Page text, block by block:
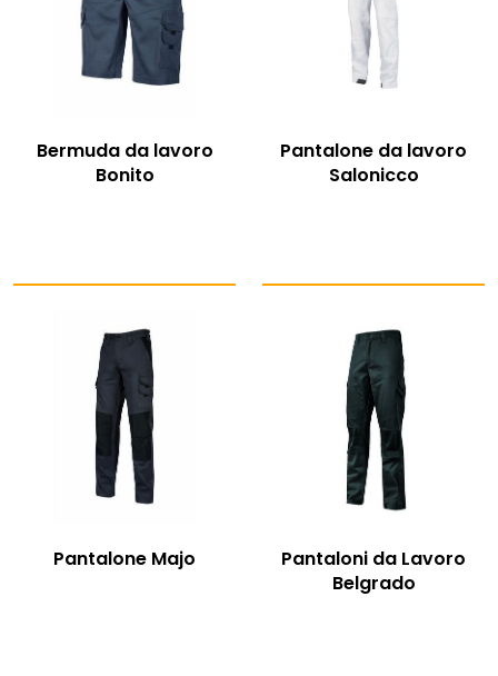
Bermuda da lavoro
Bonito
Pantalone da lavoro
Salonicco
Pantalone Majo
Pantaloni da Lavoro
Belgrado